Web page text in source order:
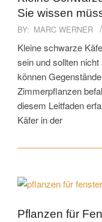
Sie wissen
2023-
18
BY: MARC WERNER
Kleine schwarze
sein und sollten
können
Zimmerpflanzen
diesem Leitfaden
Käfer in der
Pflanzen für